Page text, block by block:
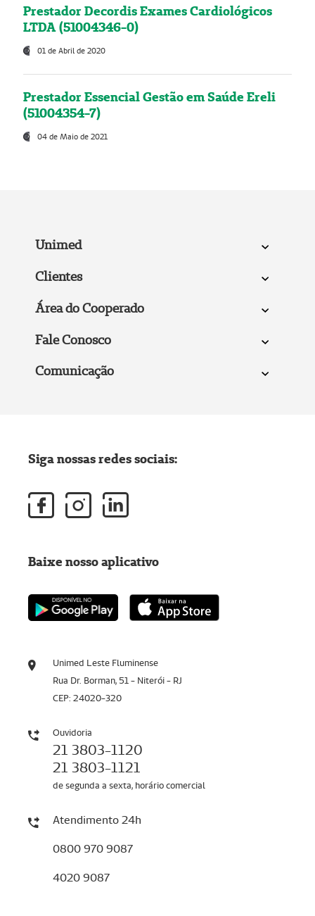
Prestador Decordis Exames Cardiológicos
LTDA (51004346-0)
01 de Abril de 2020
Prestador Essencial Gestão em Saúde Ereli
(51004354-7)
04 de Maio de 2021
Unimed
Clientes
Área do Cooperado
Fale Conosco
Comunicação
Unimed Leste Fluminense
Rua Dr. Borman, 51 - Niterói - RJ
CEP: 24020-320
Ouvidoria
21 3803-1120
21 3803-1121
de segunda a sexta, horário comercial
Atendimento 24h
0800 970 9087
4020 9087
Siga nossas redes sociais:
Baixe nosso aplicativo